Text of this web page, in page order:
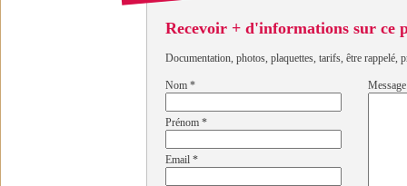
Recevoir + d'informations sur ce
Documentation, photos, plaquettes, tarifs, être rappelé,
Nom *
Prénom *
Email *
Message